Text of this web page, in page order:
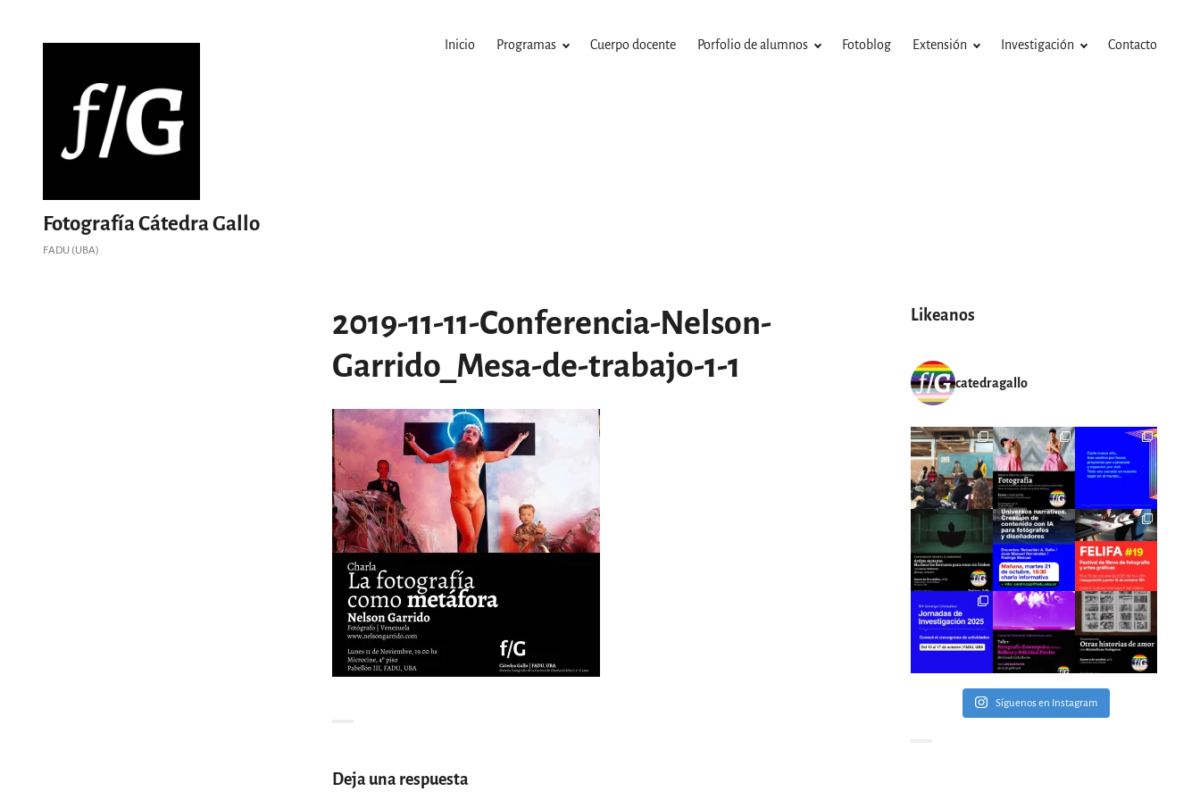
Fotografía Cátedra Gallo
FADU (UBA)
Inicio Programas Cuerpo docente Porfolio de alumnos Fotoblog Extensión Investigación Contacto
2019-11-11-Conferencia-Nelson-
Garrido_Mesa-de-trabajo-1-1
Deja una respuesta
Likeanos
catedragallo
Síguenos en Instagram